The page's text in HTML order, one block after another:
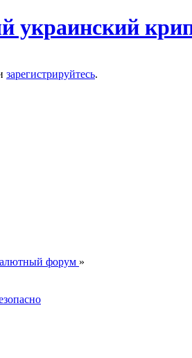
зарегистрируйтесь.
форум »